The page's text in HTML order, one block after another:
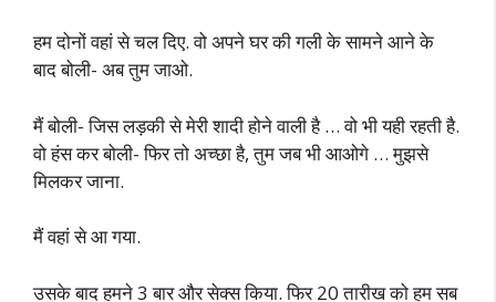
हम दोनों वहां से चल दिए. वो अपने घर की गली के सामने आने के
बाद बोली- अब तुम जाओ.
मैं बोली- जिस लड़की से मेरी शादी होने वाली है … वो भी यही रहती है.
वो हंस कर बोली- फिर तो अच्छा है, तुम जब भी आओगे … मुझसे
मिलकर जाना.
मैं वहां से आ गया.
उसके बाद हमने 3 बार और सेक्स किया. फिर 20 तारीख को हम सब